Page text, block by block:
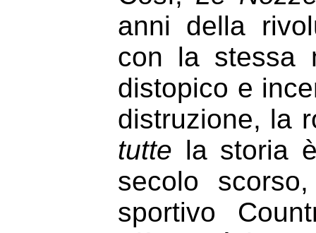
anni della
con la stessa
distopico e
distruzione, la
tutte la storia
secolo
sportivo